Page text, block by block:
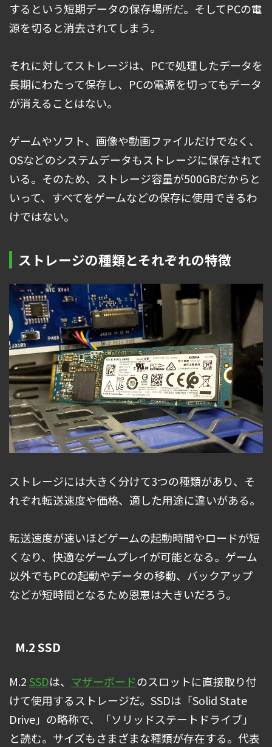
するという短期データの保存場所だ。そしてPCの電
源を切ると消去されてしまう。
それに対してストレージは、PCで処理したデータを
長期にわたって保存し、PCの電源を切ってもデータ
が消えることはない。
ゲームやソフト、画像や動画ファイルだけでなく、
OSなどのシステムデータもストレージに保存されて
いる。そのため、ストレージ容量が500GBだからと
いって、すべてをゲームなどの保存に使用できるわ
けではない。
ストレージの種類とそれぞれの特徴
ストレージには大きく分けて3つの種類があり、そ
れぞれ転送速度や価格、適した用途に違いがある。
転送速度が速いほどゲームの起動時間やロードが短
くなり、快適なゲームプレイが可能となる。ゲーム
以外でもPCの起動やデータの移動、バックアップ
などが短時間となるため恩恵は大きいだろう。
M.2 SSD
M.2SSDは、 マザーボードのスロットに直接取り付
けて使用するストレージだ。SSDは「Solid State
Drive」の略称で、「ソリッドステートドライブ」
と読む。サイズもさまざまな種類が存在する。代表